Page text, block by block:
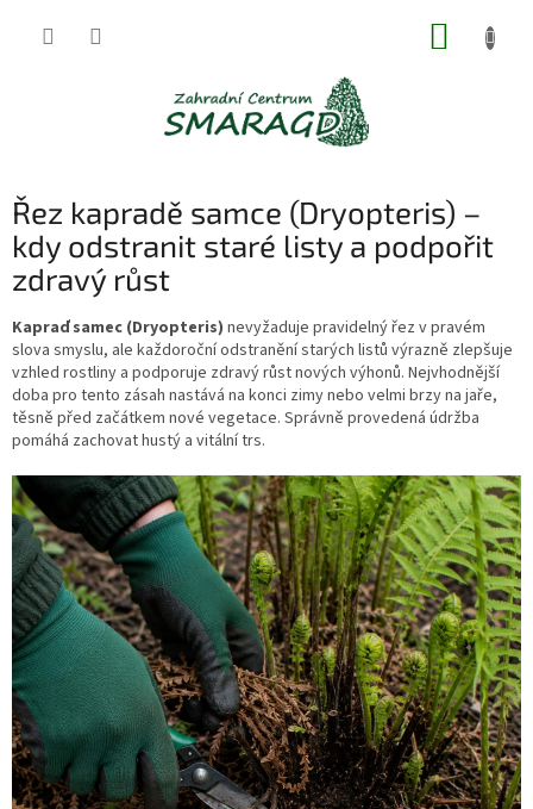
Řez kapradě samce (Dryopteris) –
kdy odstranit staré listy a podpořit
zdravý růst
Kapraď samec (Dryopteris) nevyžaduje pravidelný řez v pravém
slova smyslu, ale každoroční odstranění starých listů výrazně zlepšuje
vzhled rostliny a podporuje zdravý růst nových výhonů. Nejvhodnější
doba pro tento zásah nastává na konci zimy nebo velmi brzy na jaře,
těsně před začátkem nové vegetace. Správně provedená údržba
pomáhá zachovat hustý a vitální trs.